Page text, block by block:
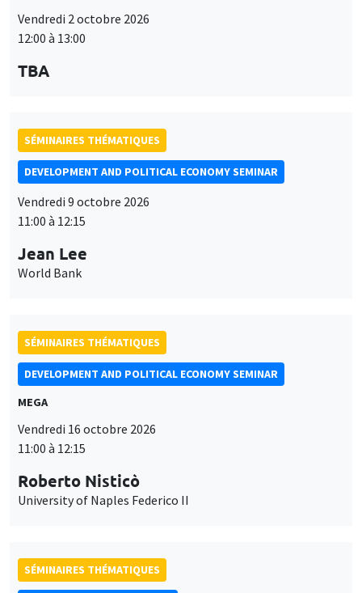
Vendredi 2 octobre 2026
12:00 à 13:00
TBA
SÉMINAIRES THÉMATIQUES
DEVELOPMENT AND POLITICAL ECONOMY SEMINAR
Vendredi 9 octobre 2026
11:00 à 12:15
Jean Lee
World Bank
SÉMINAIRES THÉMATIQUES
DEVELOPMENT AND POLITICAL ECONOMY SEMINAR
MEGA
Vendredi 16 octobre 2026
11:00 à 12:15
Roberto Nisticò
University of Naples Federico II
SÉMINAIRES THÉMATIQUES